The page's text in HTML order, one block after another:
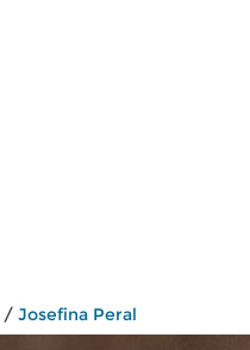
/ Josefina Peral